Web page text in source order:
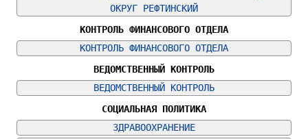
ОКРУГ РЕФТИНСКИЙ
КОНТРОЛЬ ФИНАНСОВОГО ОТДЕЛА
КОНТРОЛЬ ФИНАНСОВОГО ОТДЕЛА
ВЕДОМСТВЕННЫЙ КОНТРОЛЬ
ВЕДОМСТВЕННЫЙ КОНТРОЛЬ
СОЦИАЛЬНАЯ ПОЛИТИКА
ЗДРАВООХРАНЕНИЕ